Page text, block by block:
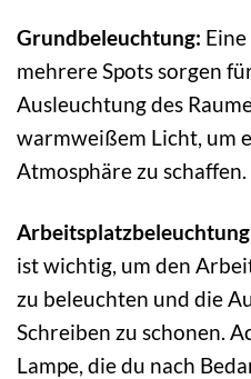
Grundbeleuchtung:
mehrere Spots sorgen
Ausleuchtung des
warmweißem Licht, um
Atmosphäre zu schaffen.
ist wichtig, um den
zu beleuchten und die
Schreiben zu schonen.
Lampe, die du nach